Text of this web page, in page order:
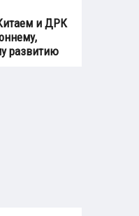
и ДРК
развитию